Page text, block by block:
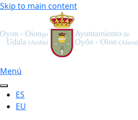
Skip to main content
Menú
ES
EU